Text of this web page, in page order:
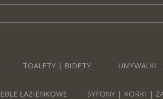
TOALETY | BIDETY UMYWALKI
ŁAZIENKOWE SYFONY | KORKI |